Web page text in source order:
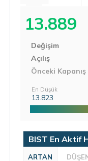
13.889
Değişim
Açılış
Önceki Kapanış
En Düşük
13.823
BIST En Aktif
ARTAN